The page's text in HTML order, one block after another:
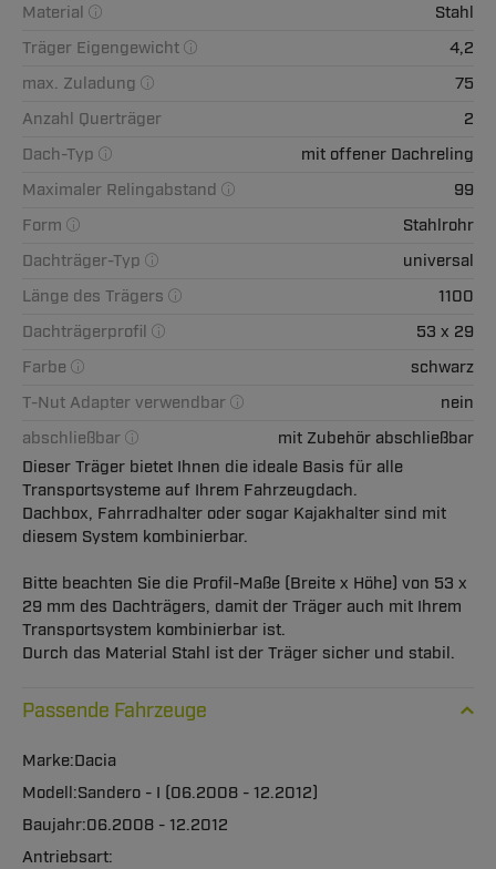
Material
Stahl
Träger Eigengewicht
4,2
max. Zuladung
75
Anzahl Querträger
2
Dach-Typ
mit offener Dachreling
Maximaler Relingabstand
99
Form
Stahlrohr
Dachträger-Typ
universal
Länge des Trägers
1100
Dachträgerprofil
53 x 29
Farbe
schwarz
T-Nut Adapter verwendbar
nein
abschließbar
mit Zubehör abschließbar
Dieser Träger bietet Ihnen die ideale Basis für alle
Transportsysteme auf Ihrem Fahrzeugdach.
Dachbox, Fahrradhalter oder sogar Kajakhalter sind mit
diesem System kombinierbar.
Bitte beachten Sie die Profil-Maße (Breite x Höhe) von 53 x
29 mm des Dachträgers, damit der Träger auch mit Ihrem
Transportsystem kombinierbar ist.
Durch das Material Stahl ist der Träger sicher und stabil.
Passende Fahrzeuge
Dacia
Sandero - I (06.2008 - 12.2012)
06.2008 - 12.2012